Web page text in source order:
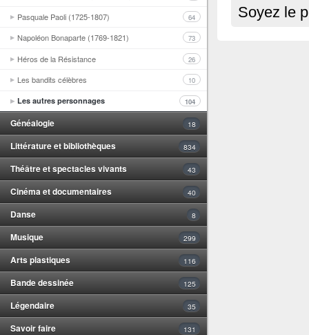
Pasquale Paoli (1725-1807) 64
Napoléon Bonaparte (1769-1821) 73
Héros de la Résistance 26
Les bandits célèbres 10
Les autres personnages 104
Généalogie 18
Littérature et bibliothèques 834
Théâtre et spectacles vivants 43
Cinéma et documentaires 40
Danse 8
Musique 299
Arts plastiques 116
Bande dessinée 125
Légendaire 35
Savoir faire 131
Soyez le